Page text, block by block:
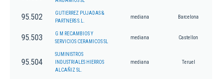
95.502
GUTIERREZ PUJADAS &
PARTNERS S.L.
mediana Barcelona
95.503
G M RECAMBIOS Y
SERVICIOS CERAMICOS SL
mediana Castellon
95.504
SUMINISTROS
INDUSTRIALES HIERROS
ALCAÑIZ SL.
mediana Teruel